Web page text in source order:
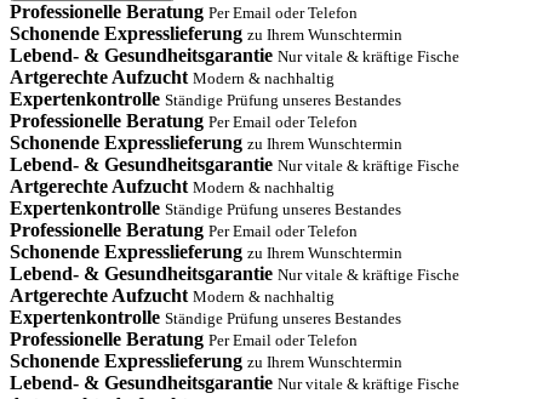
Professionelle Beratung Per Email oder Telefon
Schonende Expresslieferung zu Ihrem Wunschtermin
Lebend- & Gesundheitsgarantie Nur vitale & kräftige Fische
Artgerechte Aufzucht Modern & nachhaltig
Expertenkontrolle Ständige Prüfung unseres Bestandes
Professionelle Beratung Per Email oder Telefon
Schonende Expresslieferung zu Ihrem Wunschtermin
Lebend- & Gesundheitsgarantie Nur vitale & kräftige Fische
Artgerechte Aufzucht Modern & nachhaltig
Expertenkontrolle Ständige Prüfung unseres Bestandes
Professionelle Beratung Per Email oder Telefon
Schonende Expresslieferung zu Ihrem Wunschtermin
Lebend- & Gesundheitsgarantie Nur vitale & kräftige Fische
Artgerechte Aufzucht Modern & nachhaltig
Expertenkontrolle Ständige Prüfung unseres Bestandes
Professionelle Beratung Per Email oder Telefon
Schonende Expresslieferung zu Ihrem Wunschtermin
Lebend- & Gesundheitsgarantie Nur vitale & kräftige Fische